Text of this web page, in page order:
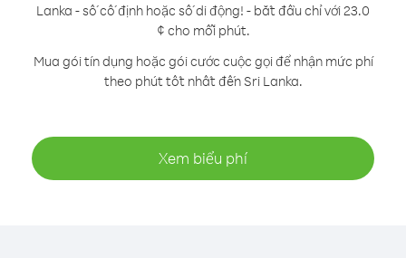
Lanka - số cố định hoặc số di động! - bắt đầu chỉ với 23.0
¢ cho mỗi phút.
Mua gói tín dụng hoặc gói cước cuộc gọi để nhận mức phí
theo phút tốt nhất đến Sri Lanka.
Xem biểu phí